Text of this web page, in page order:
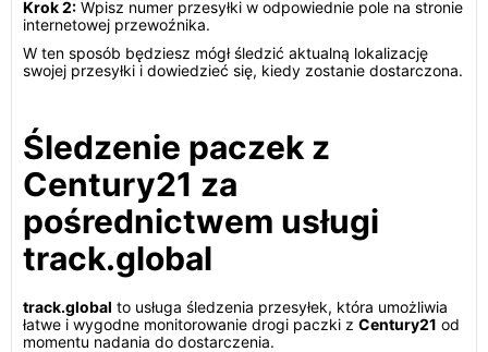
Krok 2: Wpisz numer przesyłki w odpowiednie pole na stronie
internetowej przewoźnika.
W ten sposób będziesz mógł śledzić aktualną lokalizację
swojej przesyłki i dowiedzieć się, kiedy zostanie dostarczona.
Śledzenie paczek z
Century21 za
pośrednictwem usługi
track.global
track.global to usługa śledzenia przesyłek, która umożliwia
łatwe i wygodne monitorowanie drogi paczki z Century21 od
momentu nadania do dostarczenia.